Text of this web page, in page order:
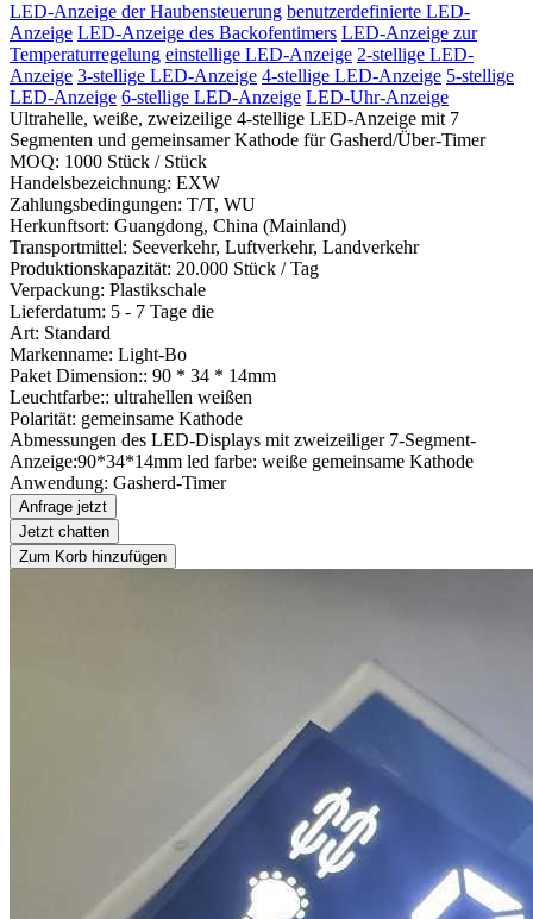
LED-Anzeige der Haubensteuerung benutzerdefinierte LED-
Anzeige LED-Anzeige des Backofentimers LED-Anzeige zur
Temperaturregelung einstellige LED-Anzeige 2-stellige LED-
Anzeige 3-stellige LED-Anzeige 4-stellige LED-Anzeige 5-stellige
LED-Anzeige 6-stellige LED-Anzeige LED-Uhr-Anzeige
Ultrahelle, weiße, zweizeilige 4-stellige LED-Anzeige mit 7
Segmenten und gemeinsamer Kathode für Gasherd/Über-Timer
MOQ: 1000 Stück / Stück
Handelsbezeichnung: EXW
Zahlungsbedingungen: T/T, WU
Herkunftsort: Guangdong, China (Mainland)
Transportmittel: Seeverkehr, Luftverkehr, Landverkehr
Produktionskapazität: 20.000 Stück / Tag
Verpackung: Plastikschale
Lieferdatum: 5 - 7 Tage die
Art: Standard
Markenname: Light-Bo
Paket Dimension:: 90 * 34 * 14mm
Leuchtfarbe:: ultrahellen weißen
Polarität: gemeinsame Kathode
Abmessungen des LED-Displays mit zweizeiliger 7-Segment-
Anzeige:90*34*14mm led farbe: weiße gemeinsame Kathode
Anwendung: Gasherd-Timer
Anfrage jetzt
Jetzt chatten
Zum Korb hinzufügen